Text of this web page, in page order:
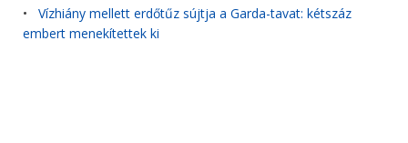
• Vízhiány mellett erdőtűz sújtja a Garda-tavat: kétszáz
embert menekítettek ki